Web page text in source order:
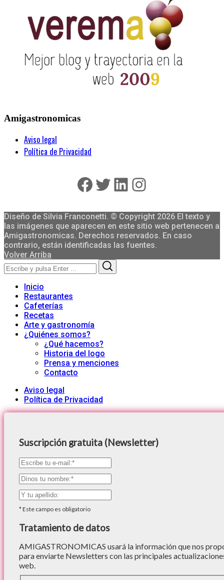
Amigastronomicas
Aviso legal
Política de Privacidad
Facebook
Twitter
LinkedIn
Instagram
Diseño de Silvia Franconetti. © Copyright 2026 El texto y
las imágenes que aparecen en este sitio web pertenecen a
Amigastronomicas. Derechos reservados. En caso
contrario, están identificadas las fuentes.
Volver Arriba
Search
for:
Inicio
Restaurantes
Cafeterías
Recetas
Arte y gastronomía
¿Quiénes somos?
¿Qué hacemos?
Historia del logo
Prensa y menciones
Contacto
Aviso legal
Política de Privacidad
Suscripción gratuita (Newsletter)
*Este campo es obligatorio
Tratamiento de datos
AMIGASTRONOMICAS usará la información que nos
para enviarte Newsletters con las principales
web.